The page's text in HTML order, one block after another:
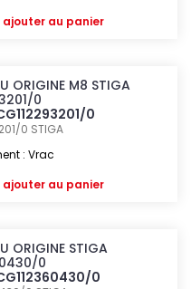
ajouter au panier
ORIGINE M8 STIGA
0
0
0 STIGA
: Vrac
ajouter au panier
ORIGINE STIGA
0
0